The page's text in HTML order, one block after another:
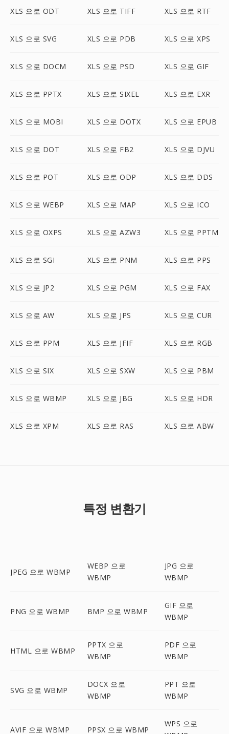
XLS 으로 ODT XLS 으로 TIFF XLS 으로 RTF
XLS 으로 SVG XLS 으로 PDB XLS 으로 XPS
XLS 으로 DOCM XLS 으로 PSD XLS 으로 GIF
XLS 으로 PPTX XLS 으로 SIXEL XLS 으로 EXR
XLS 으로 MOBI XLS 으로 DOTX XLS 으로 EPUB
XLS 으로 DOT XLS 으로 FB2 XLS 으로 DJVU
XLS 으로 POT XLS 으로 ODP XLS 으로 DDS
XLS 으로 WEBP XLS 으로 MAP XLS 으로 ICO
XLS 으로 OXPS XLS 으로 AZW3 XLS 으로 PPTM
XLS 으로 SGI XLS 으로 PNM XLS 으로 PPS
XLS 으로 JP2 XLS 으로 PGM XLS 으로 FAX
XLS 으로 AW XLS 으로 JPS XLS 으로 CUR
XLS 으로 PPM XLS 으로 JFIF XLS 으로 RGB
XLS 으로 SIX XLS 으로 SXW XLS 으로 PBM
XLS 으로 WBMP XLS 으로 JBG XLS 으로 HDR
XLS 으로 XPM XLS 으로 RAS XLS 으로 ABW
특정 변환기
JPEG 으로 WBMP
WEBP 으로
WBMP
JPG 으로
WBMP
PNG 으로 WBMP BMP 으로 WBMP
GIF 으로
WBMP
HTML 으로 WBMP
PPTX 으로
WBMP
PDF 으로
WBMP
SVG 으로 WBMP
DOCX 으로
WBMP
PPT 으로
WBMP
AVIF 으로 WBMP PPSX 으로 WBMP
WPS 으로